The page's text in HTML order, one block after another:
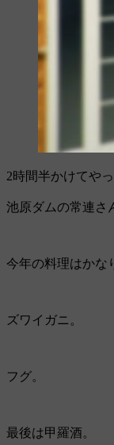
2時間半かけてや
池原ダムの常連さ
今年の料理はかな
ズワイガニ。
フグ。
最後は甲羅酒。